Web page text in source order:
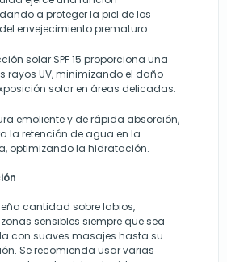
a proteger la piel de los
envejecimiento prematuro.
solar SPF 15 proporciona una
rayos UV, minimizando el daño
solar en áreas delicadas.
emoliente y de rápida absorción,
la retención de agua en la
optimizando la hidratación.
cantidad sobre labios,
sensibles siempre que sea
con suaves masajes hasta su
Se recomienda usar varias